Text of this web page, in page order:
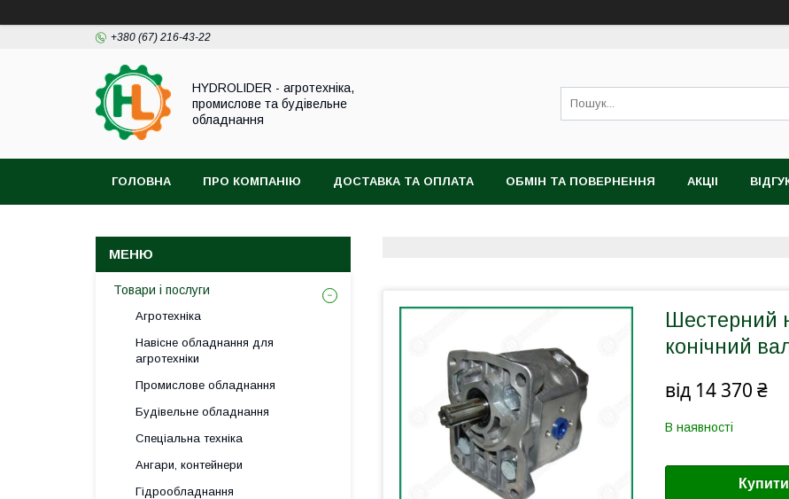
+380 (67) 216-43-22
HYDROLIDER - агротехніка,
промислове та будівельне
обладнання
ГОЛОВНА ПРО КОМПАНІЮ ДОСТАВКА ТА ОПЛАТА ОБМІН ТА ПОВЕРНЕННЯ АКЦІІ
Шестерний
конічний
від 14 370 ₴
В наявності
Купити
Товари і послуги
Агротехніка
Навісне обладнання для
агротехніки
Промислове обладнання
Будівельне обладнання
Спеціальна техніка
Ангари, контейнери
Гідрообладнання